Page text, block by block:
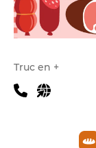
Truc en +